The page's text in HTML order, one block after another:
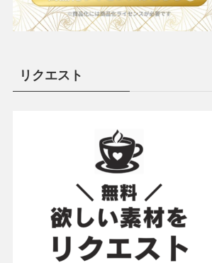
リクエスト